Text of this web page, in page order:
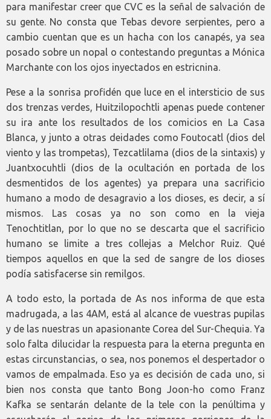
para manifestar creer que CVC es la señal de salvación de
su gente. No consta que Tebas devore serpientes, pero a
cambio cuentan que es un hacha con los canapés, ya sea
posado sobre un nopal o contestando preguntas a Mónica
Marchante con los ojos inyectados en estricnina.
Pese a la sonrisa profidén que luce en el intersticio de sus
dos trenzas verdes, Huitzilopochtli apenas puede contener
su ira ante los resultados de los comicios en La Casa
Blanca, y junto a otras deidades como Foutocatl (dios del
viento y las trompetas), Tezcatlilama (dios de la sintaxis) y
Juantxocuhtli (dios de la ocultación en portada de los
desmentidos de los agentes) ya prepara una sacrificio
humano a modo de desagravio a los dioses, es decir, a sí
mismos. Las cosas ya no son como en la vieja
Tenochtitlan, por lo que no se descarta que el sacrificio
humano se limite a tres collejas a Melchor Ruiz. Qué
tiempos aquellos en que la sed de sangre de los dioses
podía satisfacerse sin remilgos.
A todo esto, la portada de As nos informa de que esta
madrugada, a las 4AM, está al alcance de vuestras pupilas
y de las nuestras un apasionante Corea del Sur-Chequia. Ya
solo falta dilucidar la respuesta para la eterna pregunta en
estas circunstancias, o sea, nos ponemos el despertador o
vamos de empalmada. Eso ya es decisión de cada uno, si
bien nos consta que tanto Bong Joon-ho como Franz
Kafka se sentarán delante de la tele con la penúltima y